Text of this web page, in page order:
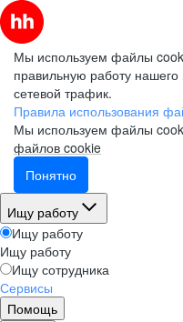
Мы используем файлы
правильную работу нашего
сетевой трафик.
Правила использования
Мы используем файлы
файлов cookie
Понятно
Ищу работу
Ищу работу
Ищу работу
Ищу сотрудника
Сервисы
Помощь